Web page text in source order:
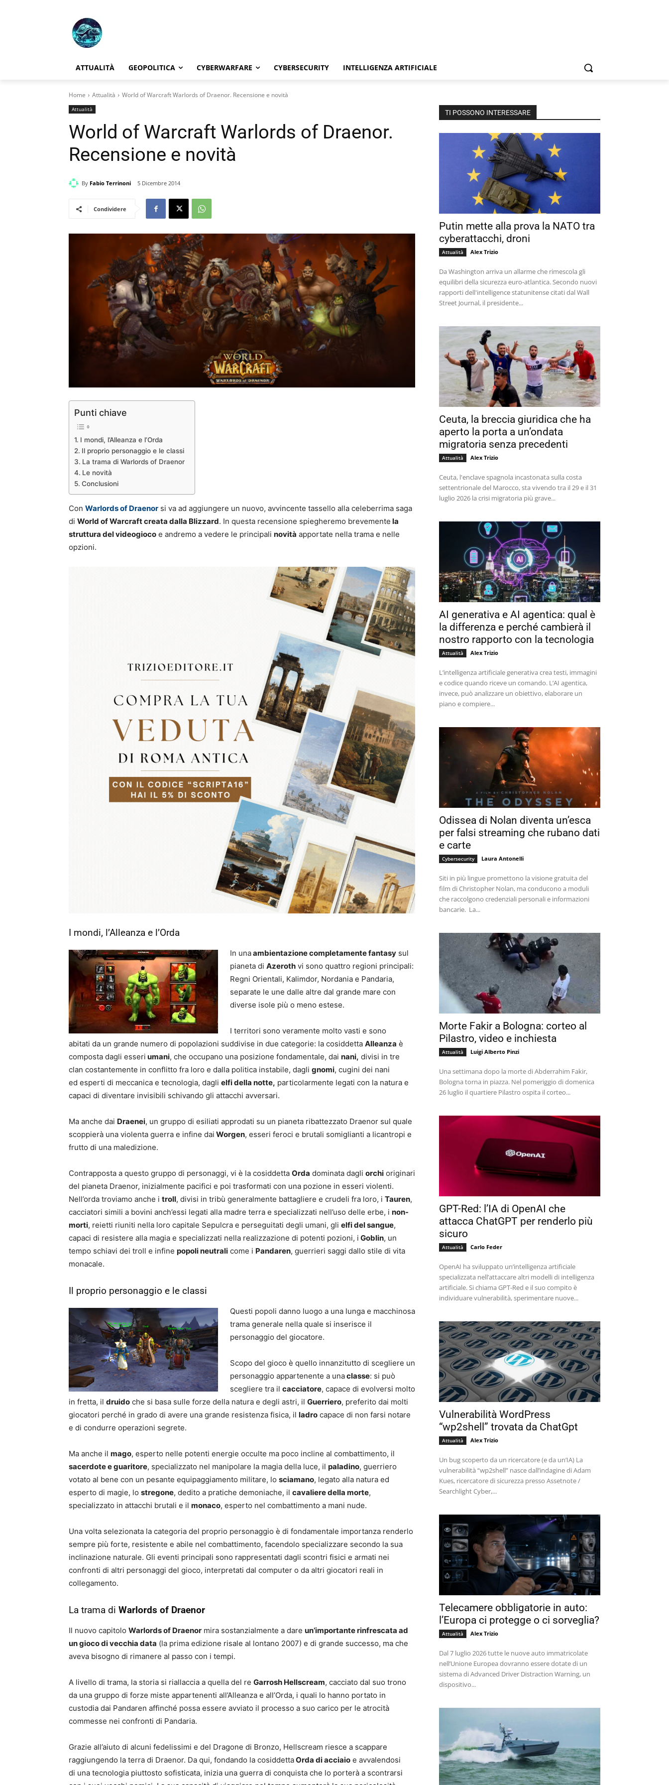
ATTUALITÀ GEOPOLITICA CYBERWARFARE CYBERSECURITY INTELLIGENZA ARTIFICIALE
Home Attualità World of Warcraft Warlords of Draenor. Recensione e novità
Attualità
World of Warcraft Warlords of Draenor.
Recensione e novità
By Fabio Terrinoni 5 Dicembre 2014
Condividere
Punti chiave
I mondi, l’Alleanza e l’Orda
Il proprio personaggio e le classi
La trama di Warlords of Draenor
Le novità
Conclusioni
Con Warlords of Draenor si va ad aggiungere un nuovo, avvincente tassello alla celeberrima saga
di World of Warcraft creata dalla Blizzard. In questa recensione spiegheremo brevemente la
struttura del videogioco e andremo a vedere le principali novità apportate nella trama e nelle
opzioni.
I mondi, l’Alleanza e l’Orda
In unaambientazione completamente fantasy sul
pianeta di Azeroth vi sono quattro regioni principali:
Regni Orientali, Kalimdor, Nordania e Pandaria,
separate le une dalle altre dal grande mare con
diverse isole più o meno estese.
I territori sono veramente molto vasti e sono
abitati da un grande numero di popolazioni suddivise in due categorie: la cosiddetta Alleanza è
composta dagli esseri umani, che occupano una posizione fondamentale, dai nani, divisi in tre
clan costantemente in conflitto fra loro e dalla politica instabile, dagli gnomi, cugini dei nani
ed esperti di meccanica e tecnologia, dagli elfi della notte, particolarmente legati con la natura e
capaci di diventare invisibili schivando gli attacchi avversari.
Ma anche dai Draenei, un gruppo di esiliati approdati su un pianeta ribattezzato Draenor sul quale
scoppierà una violenta guerra e infine dai Worgen, esseri feroci e brutali somiglianti a licantropi e
frutto di una maledizione.
Contrapposta a questo gruppo di personaggi, vi è la cosiddetta Orda dominata dagli orchi originari
del pianeta Draenor, inizialmente pacifici e poi trasformati con una pozione in esseri violenti.
Nell’orda troviamo anche i troll, divisi in tribù generalmente battagliere e crudeli fra loro, i Tauren,
cacciatori simili a bovini anch’essi legati alla madre terra e specializzati nell’uso delle erbe, i non-
morti, reietti riuniti nella loro capitale Sepulcra e perseguitati degli umani, gli elfi del sangue,
capaci di resistere alla magia e specializzati nella realizzazione di potenti pozioni, i Goblin, un
tempo schiavi dei troll e infine popoli neutrali come i Pandaren, guerrieri saggi dallo stile di vita
monacale.
Il proprio personaggio e le classi
Questi popoli danno luogo a una lunga e macchinosa
trama generale nella quale si inserisce il
personaggio del giocatore.
Scopo del gioco è quello innanzitutto di scegliere un
personaggio appartenente a unaclasse: si può
scegliere tra il cacciatore, capace di evolversi molto
in fretta, il druido che si basa sulle forze della natura e degli astri, il Guerriero, preferito dai molti
giocatori perché in grado di avere una grande resistenza fisica, il ladro capace di non farsi notare
e di condurre operazioni segrete.
Ma anche il mago, esperto nelle potenti energie occulte ma poco incline al combattimento, il
sacerdote e guaritore, specializzato nel manipolare la magia della luce, il paladino, guerriero
votato al bene con un pesante equipaggiamento militare, lo sciamano, legato alla natura ed
esperto di magie, lo stregone, dedito a pratiche demoniache, il cavaliere della morte,
specializzato in attacchi brutali e il monaco, esperto nel combattimento a mani nude.
Una volta selezionata la categoria del proprio personaggio è di fondamentale importanza renderlo
sempre più forte, resistente e abile nel combattimento, facendolo specializzare secondo la sua
inclinazione naturale. Gli eventi principali sono rappresentati dagli scontri fisici e armati nei
confronti di altri personaggi del gioco, interpretati dal computer o da altri giocatori reali in
collegamento.
La trama di Warlords of Draenor
Il nuovo capitolo Warlords of Draenor mira sostanzialmente a dare un’importante rinfrescata ad
un gioco di vecchia data (la prima edizione risale al lontano 2007) e di grande successo, ma che
aveva bisogno di rimanere al passo con i tempi.
A livello di trama, la storia si riallaccia a quella del re Garrosh Hellscream, cacciato dal suo trono
da una gruppo di forze miste appartenenti all’Alleanza e all’Orda, i quali lo hanno portato in
custodia dai Pandaren affinché possa essere avviato il processo a suo carico per le atrocità
commesse nei confronti di Pandaria.
Grazie all’aiuto di alcuni fedelissimi e del Dragone di Bronzo, Hellscream riesce a scappare
raggiungendo la terra di Draenor. Da qui, fondando la cosiddettaOrda di acciaio e avvalendosi
di una tecnologia piuttosto sofisticata, inizia una guerra di conquista che lo porterà a scontrarsi
TI POSSONO INTERESSARE
Putin mette alla prova la NATO tra
cyberattacchi, droni
Attualità Alex Trizio
Da Washington arriva un allarme che rimescola gli
equilibri della sicurezza euro-atlantica. Secondo nuovi
rapporti dell'intelligence statunitense citati dal Wall
Street Journal, il presidente...
Ceuta, la breccia giuridica che ha
aperto la porta a un’ondata
migratoria senza precedenti
Attualità Alex Trizio
Ceuta, l'enclave spagnola incastonata sulla costa
settentrionale del Marocco, sta vivendo tra il 29 e il 31
luglio 2026 la crisi migratoria più grave...
AI generativa e AI agentica: qual è
la differenza e perché cambierà il
nostro rapporto con la tecnologia
Attualità Alex Trizio
L’intelligenza artificiale generativa crea testi, immagini
e codice quando riceve un comando. L’AI agentica,
invece, può analizzare un obiettivo, elaborare un
piano e compiere...
Odissea di Nolan diventa un’esca
per falsi streaming che rubano dati
e carte
Cybersecurity Laura Antonelli
Siti in più lingue promettono la visione gratuita del
film di Christopher Nolan, ma conducono a moduli
che raccolgono credenziali personali e informazioni
bancarie. La...
Morte Fakir a Bologna: corteo al
Pilastro, video e inchiesta
Attualità Luigi Alberto Pinzi
Una settimana dopo la morte di Abderrahim Fakir,
Bologna torna in piazza. Nel pomeriggio di domenica
26 luglio il quartiere Pilastro ospita il corteo...
GPT-Red: l’IA di OpenAI che
attacca ChatGPT per renderlo più
sicuro
Attualità Carlo Feder
OpenAI ha sviluppato un’intelligenza artificiale
specializzata nell’attaccare altri modelli di intelligenza
artificiale. Si chiama GPT-Red e il suo compito è
individuare vulnerabilità, sperimentare nuove...
Vulnerabilità WordPress
“wp2shell” trovata da ChatGpt
Attualità Alex Trizio
Un bug scoperto da un ricercatore (e da un’IA) La
vulnerabilità “wp2shell” nasce dall’indagine di Adam
Kues, ricercatore di sicurezza presso Assetnote /
Searchlight Cyber,...
Telecamere obbligatorie in auto:
l’Europa ci protegge o ci sorveglia?
Attualità Alex Trizio
Dal 7 luglio 2026 tutte le nuove auto immatricolate
nell’Unione Europea dovranno essere dotate di un
sistema di Advanced Driver Distraction Warning, un
dispositivo...